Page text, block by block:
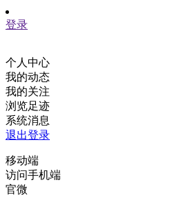
登录
个人中心
我的动态
我的关注
浏览足迹
系统消息
退出登录
移动端
访问手机端
官微